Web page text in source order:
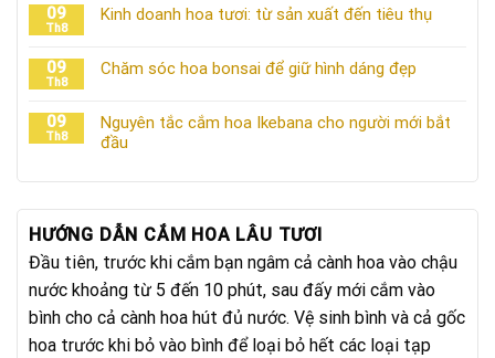
09
Th8
Kinh doanh hoa tươi: từ sản xuất đến tiêu thụ
09
Th8
Chăm sóc hoa bonsai để giữ hình dáng đẹp
09
Th8
Nguyên tắc cắm hoa Ikebana cho người mới bắt
đầu
HƯỚNG DẪN CẮM HOA LÂU TƯƠI
Đầu tiên, trước khi cắm bạn ngâm cả cành hoa vào chậu
nước khoảng từ 5 đến 10 phút, sau đấy mới cắm vào
bình cho cả cành hoa hút đủ nước. Vệ sinh bình và cả gốc
hoa trước khi bỏ vào bình để loại bỏ hết các loại tạp